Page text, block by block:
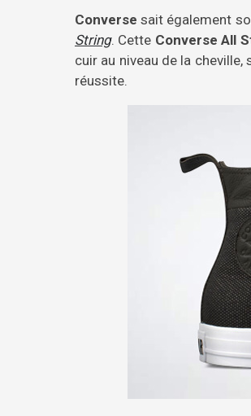
Converse sait également
String. Cette Converse All
cuir au niveau de la
réussite.